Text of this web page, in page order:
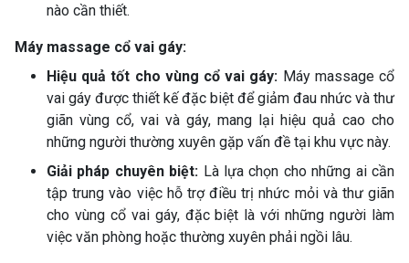
nào cần thiết.
Máy massage cổ vai gáy:
Hiệu quả tốt cho vùng cổ vai gáy: Máy massage cổ
vai gáy được thiết kế đặc biệt để giảm đau nhức và thư
giãn vùng cổ, vai và gáy, mang lại hiệu quả cao cho
những người thường xuyên gặp vấn đề tại khu vực này.
Giải pháp chuyên biệt: Là lựa chọn cho những ai cần
tập trung vào việc hỗ trợ điều trị nhức mỏi và thư giãn
cho vùng cổ vai gáy, đặc biệt là với những người làm
việc văn phòng hoặc thường xuyên phải ngồi lâu.